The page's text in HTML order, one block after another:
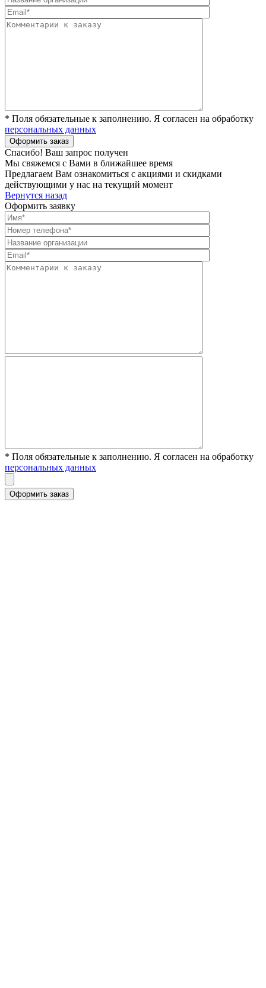
* Поля обязательные к заполнению. Я согласен на обработку
персональных данных
Спасибо! Ваш запрос получен
Мы свяжемся с Вами в ближайшее время
Предлагаем Вам ознакомиться с акциями и скидками
действующими у нас на текущий момент
Вернутся назад
Оформить заявку
* Поля обязательные к заполнению. Я согласен на обработку
персональных данных